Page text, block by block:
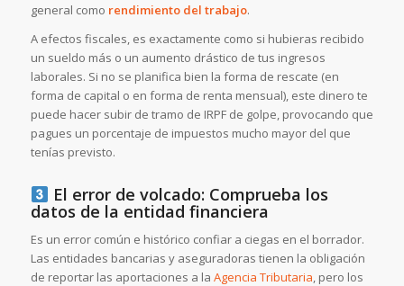
general como rendimiento del trabajo.
A efectos fiscales, es exactamente como si hubieras recibido
un sueldo más o un aumento drástico de tus ingresos
laborales. Si no se planifica bien la forma de rescate (en
forma de capital o en forma de renta mensual), este dinero te
puede hacer subir de tramo de IRPF de golpe, provocando que
pagues un porcentaje de impuestos mucho mayor del que
tenías previsto.
El error de volcado: Comprueba los
datos de la entidad financiera
Es un error común e histórico confiar a ciegas en el borrador.
Las entidades bancarias y aseguradoras tienen la obligación
de reportar las aportaciones a la Agencia Tributaria, pero los